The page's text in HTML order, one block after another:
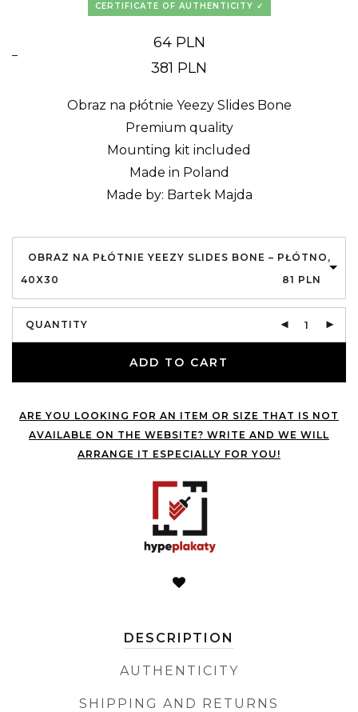
CERTIFICATE OF AUTHENTICITY
64 PLN
–
381 PLN
Price
Obraz na płótnie Yeezy Slides Bone
Premium quality
Mounting kit included
Made in Poland
Made by: Bartek Majda
OBRAZ NA PŁÓTNIE YEEZY SLIDES BONE – PŁÓTNO,
40X30
81 PLN
QUANTITY
ADD TO CART
ARE YOU LOOKING FOR AN ITEM OR SIZE THAT IS NOT
AVAILABLE ON THE WEBSITE? WRITE AND WE WILL
ARRANGE IT ESPECIALLY FOR YOU!
DESCRIPTION
AUTHENTICITY
SHIPPING AND RETURNS